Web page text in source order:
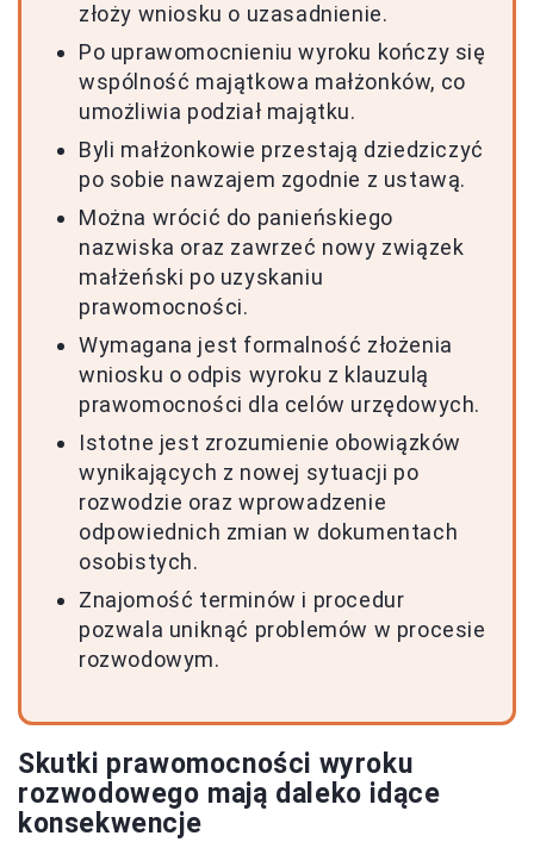
złoży wniosku o uzasadnienie.
Po uprawomocnieniu wyroku kończy się
wspólność majątkowa małżonków, co
umożliwia podział majątku.
Byli małżonkowie przestają dziedziczyć
po sobie nawzajem zgodnie z ustawą.
Można wrócić do panieńskiego
nazwiska oraz zawrzeć nowy związek
małżeński po uzyskaniu
prawomocności.
Wymagana jest formalność złożenia
wniosku o odpis wyroku z klauzulą
prawomocności dla celów urzędowych.
Istotne jest zrozumienie obowiązków
wynikających z nowej sytuacji po
rozwodzie oraz wprowadzenie
odpowiednich zmian w dokumentach
osobistych.
Znajomość terminów i procedur
pozwala uniknąć problemów w procesie
rozwodowym.
Skutki prawomocności wyroku
rozwodowego mają daleko idące
konsekwencje